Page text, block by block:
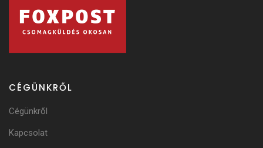
CÉGÜNKRŐL
Cégünkről
Kapcsolat